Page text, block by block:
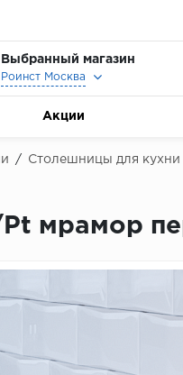
Выбранный магазин
Роинст Москва
Акции
/ Столешницы для кухни
мрамор